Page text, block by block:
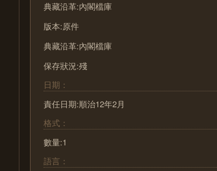
典藏沿革:內閣檔庫
版本:原件
典藏沿革:內閣檔庫
保存狀況:殘
日期：
責任日期:順治12年2月
格式：
數量:1
語言：